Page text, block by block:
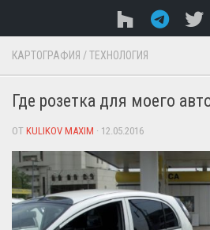
КАРТОГРАФИЯ /ТЕХНОЛОГИЯ
Где розетка для моего
ОТ KULIKOV MAXIM · 12.05.2016